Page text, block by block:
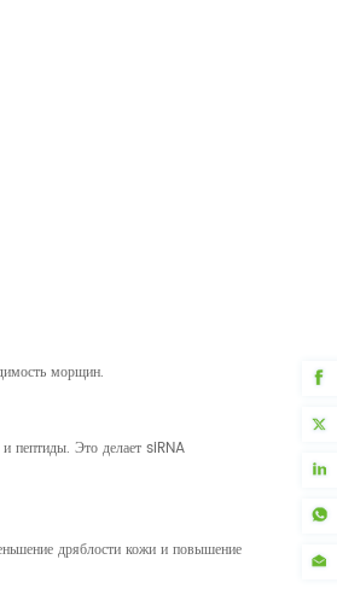
морщин.
пептиды. Это делает siRNA
дряблости кожи и повышение